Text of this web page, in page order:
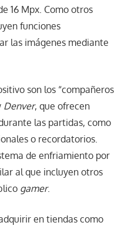
16 Mpx. Como otros
funciones
las imágenes mediante
son los “compañeros
Denver, que ofrecen
las partidas, como
o recordatorios.
de enfriamiento por
al que incluyen otros
gamer.
en tiendas como